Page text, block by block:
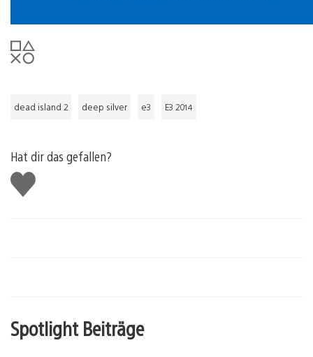
dead island 2 deep silver e3 E3 2014
Hat dir das gefallen?
Gefällt
mir
Spotlight Beiträge